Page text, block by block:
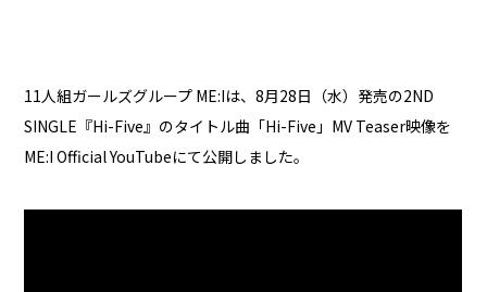
11人組ガールズグループ ME:Iは、8月28日（水）発売の2ND
SINGLE『Hi-Five』のタイトル曲「Hi-Five」MV Teaser映像を
ME:I Official YouTubeにて公開しました。